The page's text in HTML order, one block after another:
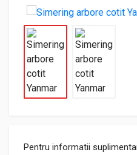
Pentru informatii